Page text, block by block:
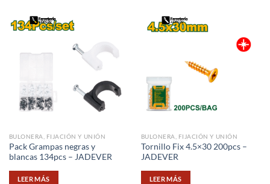
BULONERA, FIJACIÓN Y UNIÓN
Pack Grampas negras y
blancas 134pcs – JADEVER
LEER MÁS
BULONERA, FIJACIÓN Y UNIÓN
Tornillo Fix 4.5×30 200pcs –
JADEVER
LEER MÁS